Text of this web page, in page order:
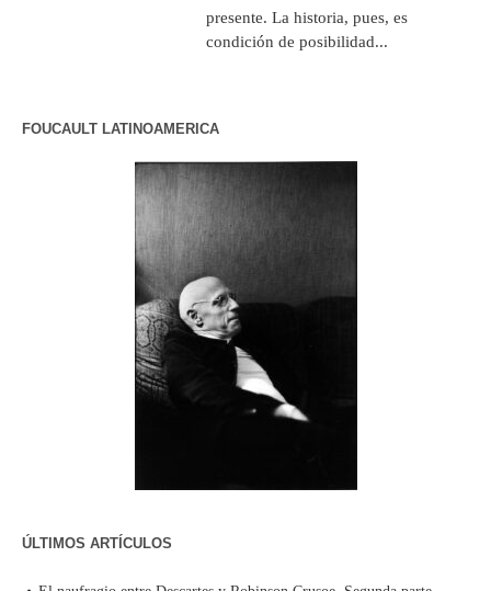
presente. La historia, pues, es
condición de posibilidad...
FOUCAULT LATINOAMERICA
ÚLTIMOS ARTÍCULOS